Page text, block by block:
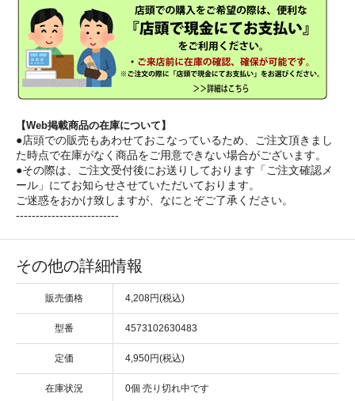
【Web掲載商品の在庫について】
●店頭での販売もあわせておこなっているため、ご注文頂きまし
た時点で在庫がなく商品をご用意できない場合がございます。
●その際は、ご注文受付後にお送りしております「ご注文確認メ
ール」にてお知らせさせていただいております。
ご迷惑をおかけ致しますが、なにとぞご了承ください。
--------------------------
その他の詳細情報
販売価格 4,208円(税込)
型番 4573102630483
定価 4,950円(税込)
在庫状況 0個 売り切れ中です